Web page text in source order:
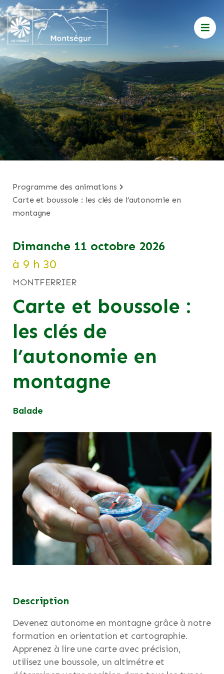
programme des animations
carte et boussole : les clés de l’autonomie en
montagne
dimanche 11 octobre 2026
à 9 h 30
MONTFERRIER
Carte et boussole :
les clés de
l’autonomie en
montagne
Balade
Description
Devenez autonome en montagne grâce à notre
formation en orientation et cartographie.
Apprenez à lire une carte avec précision,
utilisez une boussole, un altimétre et